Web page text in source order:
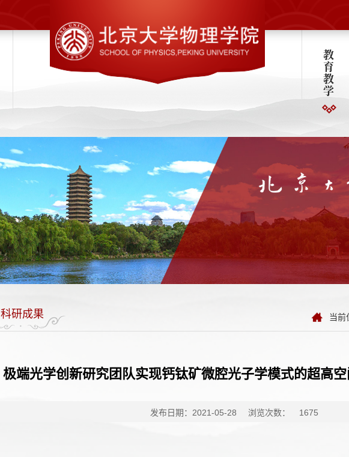
教
育
教
学
科研成果 当前
极端光学创新研究团队实现钙钛矿微腔光子学模式的超高
发布日期：2021-05-28 浏览次数： 1675